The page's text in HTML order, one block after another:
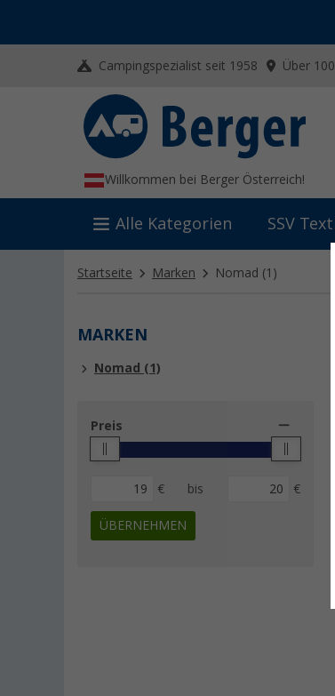
Campingspezialist seit 1958 Über
Willkommen bei Berger Österreich!
Alle Kategorien SSV
Startseite Marken Nomad (1)
MARKEN
Nomad (1)
Preis
€ bis €
ÜBERNEHMEN